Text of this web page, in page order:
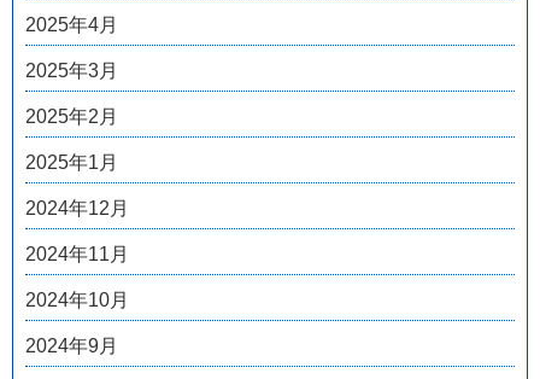
2025年4月
2025年3月
2025年2月
2025年1月
2024年12月
2024年11月
2024年10月
2024年9月